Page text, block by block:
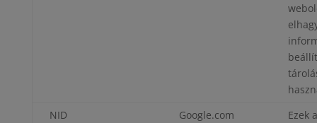
NID
Google.com
Ezek